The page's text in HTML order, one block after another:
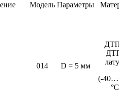
Модель Параметры
014 D = 5 мм
(-